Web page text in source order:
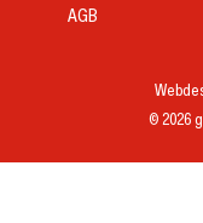
© 2026
AGB